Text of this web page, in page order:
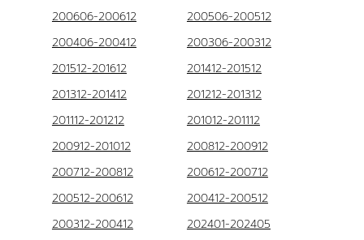
200606-200612
200506-200512
200406-200412
200306-200312
201512-201612
201412-201512
201312-201412
201212-201312
201112-201212
201012-201112
200912-201012
200812-200912
200712-200812
200612-200712
200512-200612
200412-200512
200312-200412
202401-202405